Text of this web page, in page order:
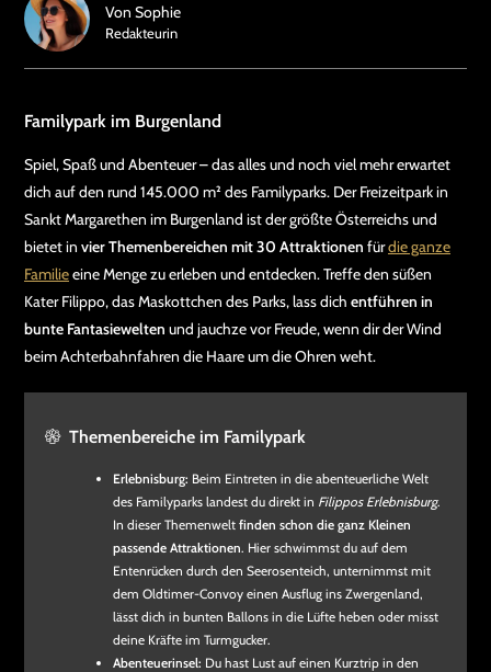
Familypark im Burgenland
Spiel, Spaß und Abenteuer – das alles und noch viel mehr erwartet
dich auf den rund 145.000 m² des Familyparks. Der Freizeitpark in
Sankt Margarethen im Burgenland ist der größte Österreichs und
bietet in vier Themenbereichen mit 30 Attraktionen fürdie ganze
Familieeine Menge zu erleben und entdecken. Treffe den süßen
Kater Filippo, das Maskottchen des Parks, lass dich entführen in
bunte Fantasiewelten und jauchze vor Freude, wenn dir der Wind
beim Achterbahnfahren die Haare um die Ohren weht.
Themenbereiche im Familypark
Erlebnisburg: Beim Eintreten in die abenteuerliche Welt
des Familyparks landest du direkt in Filippos Erlebnisburg.
In dieser Themenwelt finden schon die ganz Kleinen
passende Attraktionen. Hier schwimmst du auf dem
Entenrücken durch den Seerosenteich, unternimmst mit
dem Oldtimer-Convoy einen Ausflug ins Zwergenland,
lässt dich in bunten Ballons in die Lüfte heben oder misst
deine Kräfte im Turmgucker.
Abenteuerinsel: Du hast Lust auf einen Kurztrip in den
Von Sophie
Redakteurin